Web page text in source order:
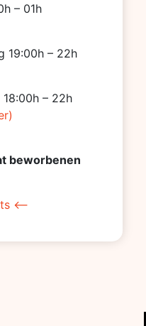
– 01h
19:00h – 22h
– 22h
beworbenen
<–